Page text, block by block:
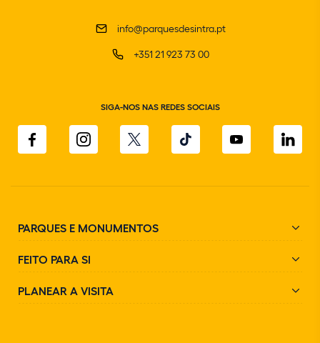
info@parquesdesintra.pt
+351 21 923 73 00
SIGA-NOS NAS REDES SOCIAIS
PARQUES E MONUMENTOS
FEITO PARA SI
PLANEAR A VISITA